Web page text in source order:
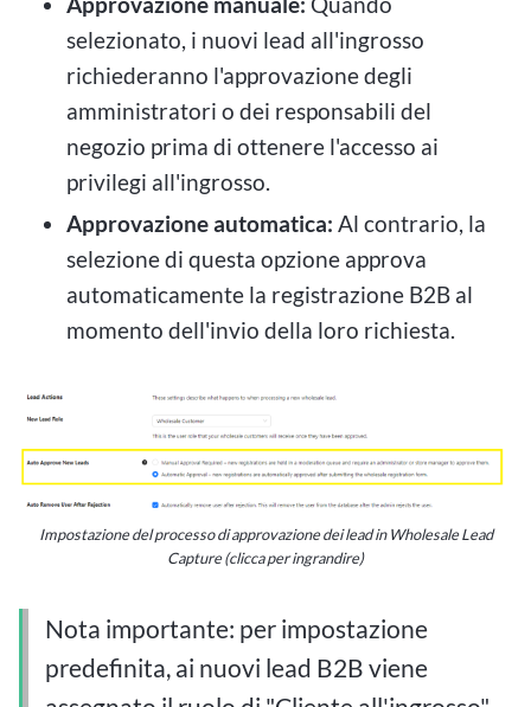
selezionato, i nuovi lead all'ingrosso
richiederanno l'approvazione degli
amministratori o dei responsabili del
negozio prima di ottenere l'accesso ai
privilegi all'ingrosso.
Approvazione automatica: Al contrario, la
selezione di questa opzione approva
automaticamente la registrazione B2B al
momento dell'invio della loro richiesta.
Impostazione del processo di approvazione dei lead in Wholesale Lead
Capture (clicca per ingrandire)
Nota importante: per impostazione
predefinita, ai nuovi lead B2B viene